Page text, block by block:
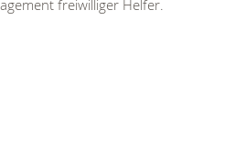
freiwilliger Helfer.